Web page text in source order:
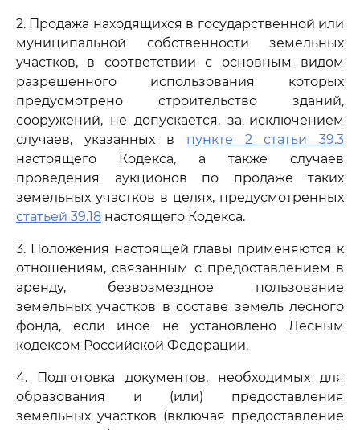
2. Продажа находящихся в государственной или
муниципальной собственности земельных
участков, в соответствии с основным видом
разрешенного использования которых
предусмотрено строительство зданий,
сооружений, не допускается, за исключением
случаев, указанных в пункте 2 статьи 39.3
настоящего Кодекса, а также случаев
проведения аукционов по продаже таких
земельных участков в целях, предусмотренных
статьей 39.18 настоящего Кодекса.
3. Положения настоящей главы применяются к
отношениям, связанным с предоставлением в
аренду, безвозмездное пользование
земельных участков в составе земель лесного
фонда, если иное не установлено Лесным
кодексом Российской Федерации.
4. Подготовка документов, необходимых для
образования и (или) предоставления
земельных участков (включая предоставление